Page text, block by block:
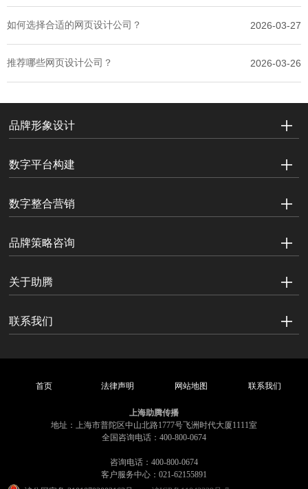
如何选择合适的网页设计公司？ 2026-03-27
推荐哪些网页设计公司？ 2026-03-26
品牌形象设计
数字平台构建
数字整合营销
品牌策略咨询
关于助腾
联系我们
首页 法律声明 网站地图 联系我们
上海助腾传播
地址：上海市普陀区中山北路1777号飞洲时代大厦1111室
全国咨询电话：400-800-0674
咨询电话：400-800-0674
客户服务中心：021-62155891